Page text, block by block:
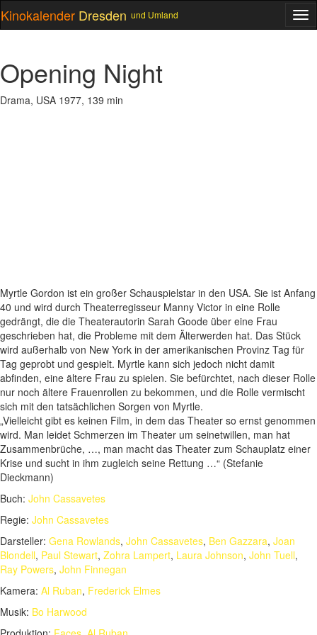
Kinokalender Dresden und Umland
Opening Night
Drama, USA 1977, 139 min
Myrtle Gordon ist ein großer Schauspielstar in den USA. Sie ist Anfang
40 und wird durch Theaterregisseur Manny Victor in eine Rolle
gedrängt, die die Theaterautorin Sarah Goode über eine Frau
geschrieben hat, die Probleme mit dem Älterwerden hat. Das Stück
wird außerhalb von New York in der amerikanischen Provinz Tag für
Tag geprobt und gespielt. Myrtle kann sich jedoch nicht damit
abfinden, eine ältere Frau zu spielen. Sie befürchtet, nach dieser Rolle
nur noch ältere Frauenrollen zu bekommen, und die Rolle vermischt
sich mit den tatsächlichen Sorgen von Myrtle.
„Vielleicht gibt es keinen Film, in dem das Theater so ernst genommen
wird. Man leidet Schmerzen im Theater um seinetwillen, man hat
Zusammenbrüche, …, man macht das Theater zum Schauplatz einer
Krise und sucht in ihm zugleich seine Rettung …“ (Stefanie
Dieckmann)
Buch: John Cassavetes
Regie: John Cassavetes
Darsteller: Gena Rowlands, John Cassavetes, Ben Gazzara, Joan
Blondell, Paul Stewart, Zohra Lampert, Laura Johnson, John Tuell,
Ray Powers, John Finnegan
Kamera: Al Ruban, Frederick Elmes
Musik: Bo Harwood